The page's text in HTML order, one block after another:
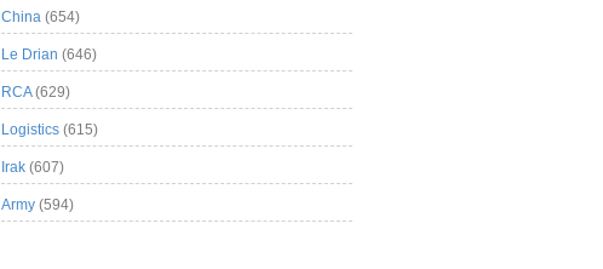
China (654)
Le Drian (646)
RCA(629)
Logistics (615)
Irak (607)
Army (594)